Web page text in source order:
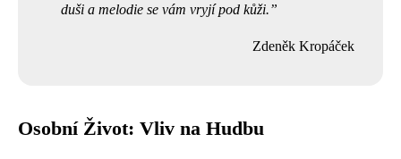
duši a melodie se vám vryjí pod kůži.
Zdeněk Kropáček
Osobní Život: Vliv na Hudbu